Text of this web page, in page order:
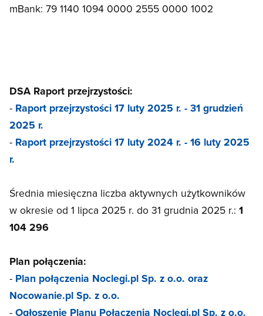
mBank: 79 1140 1094 0000 2555 0000 1002
DSA Raport przejrzystości:
- Raport przejrzystości 17 luty 2025 r. - 31 grudzień
2025 r.
- Raport przejrzystości 17 luty 2024 r. - 16 luty 2025
r.
Średnia miesięczna liczba aktywnych użytkowników
w okresie od 1 lipca 2025 r. do 31 grudnia 2025 r.: 1
104 296
Plan połączenia:
- Plan połączenia Noclegi.pl Sp. z o.o. oraz
Nocowanie.pl Sp. z o.o.
- Ogłoszenie Planu Połączenia Noclegi.pl Sp. z o.o.